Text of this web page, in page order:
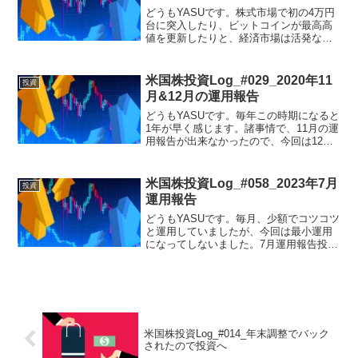
どうもYASUです。株式市場で初の4万円
台に突入したり、ビットコインが最高高
値を更新したりと、経済市場は活発な動
いえ、少額運用しかしていないので、こ
れを機に追加投資でド...
投資
米国株投資Log_#029_2020年11
月&12月の運用報告
どうもYASUです。毎年この時期になると
1年が早く感じます。諸事情で、11月の運
用報告が出来なかったので、今回は12月
運用、ありませんでしたー！諸事情で入
金...
投資
米国株投資Log_#058_2023年7月
運用報告
どうもYASUです。毎月、少額でコツコツ
と運用していましたが、今回は最小運用
になってしないました。7月運用報告投資
米国株投資Log_#014_年末調整でバック
されたので投資へ